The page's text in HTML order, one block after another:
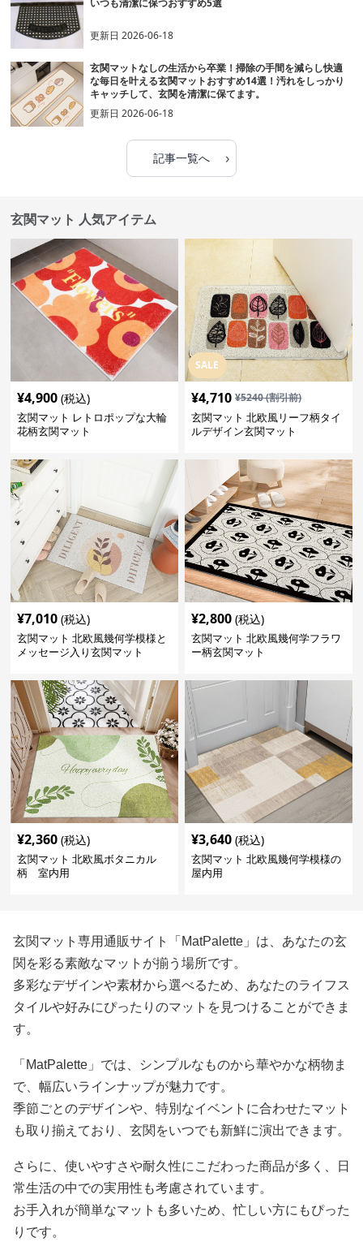
更新日2026-06-18
玄関マットなしの生活から卒業！掃除の手間を減らし快適
な毎日を叶える玄関マットおすすめ14選！汚れをしっかり
キャッチして、玄関を清潔に保てます。
更新日2026-06-18
記事一覧へ ›
玄関マット 人気アイテム
¥4,900 (税込)
玄関マット レトロポップな大輪
花柄玄関マット
SALE
¥4,710 ¥5240(割引前)
玄関マット 北欧風リーフ柄タイ
ルデザイン玄関マット
¥7,010 (税込)
玄関マット 北欧風幾何学模様と
メッセージ入り玄関マット
¥2,800 (税込)
玄関マット 北欧風幾何学フラワ
ー柄玄関マット
¥2,360 (税込)
玄関マット 北欧風ボタニカル
柄 室内用
¥3,640 (税込)
玄関マット 北欧風幾何学模様の
屋内用
玄関マット専用通販サイト「MatPalette」は、あなたの玄
関を彩る素敵なマットが揃う場所です。
多彩なデザインや素材から選べるため、あなたのライフス
タイルや好みにぴったりのマットを見つけることができま
す。
「MatPalette」では、シンプルなものから華やかな柄物ま
で、幅広いラインナップが魅力です。
季節ごとのデザインや、特別なイベントに合わせたマット
も取り揃えており、玄関をいつでも新鮮に演出できます。
さらに、使いやすさや耐久性にこだわった商品が多く、日
常生活の中での実用性も考慮されています。
お手入れが簡単なマットも多いため、忙しい方にもぴった
りです。